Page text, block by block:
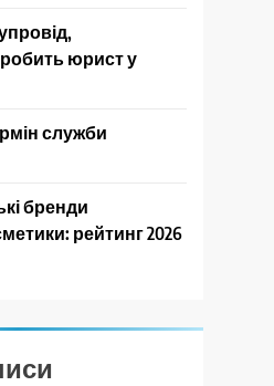
юрист у
служби
бренди
рейтинг 2026